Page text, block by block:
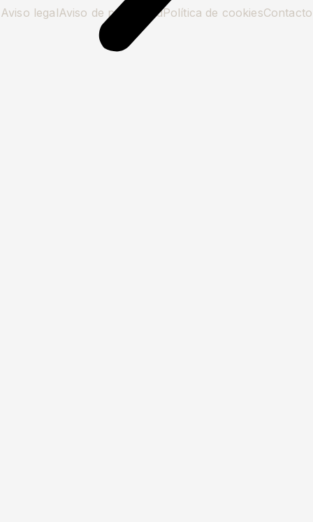
Aviso legalAviso de privacidadPolítica de cookiesContacto